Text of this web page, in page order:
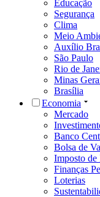
Educação
Segurança
Clima
Meio
Auxílio
São Paulo
Rio de
Minas
Brasília
Economia
Mercado
Banco
Bolsa de
Imposto de
Finanças
Loterias